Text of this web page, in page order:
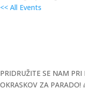
<< All Events
PRIDRUŽITE SE NAM
OKRASKOV ZA PARADO!